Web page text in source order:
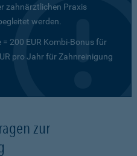
zahnärztlichen Praxis
werden.
200 EUR Kombi-Bonus für
pro Jahr für Zahnreinigung
zur